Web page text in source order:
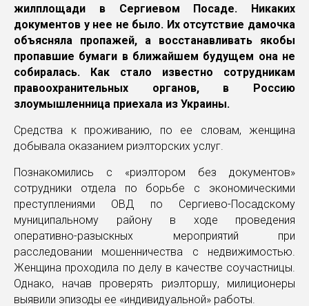
жилплощади в Сергиевом Посаде. Никаких
документов у нее не было. Их отсутствие дамочка
объясняла пропажей, а восстанавливать якобы
пропавшие бумаги в ближайшем будущем она не
собиралась. Как стало известно сотрудникам
правоохранительных органов, в Россию
злоумышленница приехала из Украины.
Средства к проживанию, по ее словам, женщина
добывала оказанием риэлторских услуг.
Познакомились с «риэлтором без документов»
сотрудники отдела по борьбе с экономическими
преступлениями ОВД по Сергиево-Посадскому
муниципальному району в ходе проведения
оперативно-разыскных мероприятий при
расследовании мошенничества с недвижимостью.
Женщина проходила по делу в качестве соучастницы.
Однако, начав проверять риэлторшу, милиционеры
выявили эпизоды ее «индивидуальной» работы.